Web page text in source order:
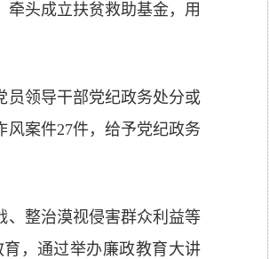
头成立扶贫救助基金，用
员领导干部党纪政务处分或
案件27件，给予党纪政务
、整治漠视侵害群众利益等
，通过举办廉政教育大讲